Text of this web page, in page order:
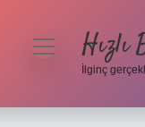
menüyüHızlı
İlginç